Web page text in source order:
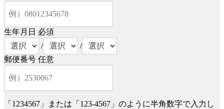
生年月日 必須
/
/
郵便番号 任意
「1234567」または「123-4567」のように半角数字で入力し